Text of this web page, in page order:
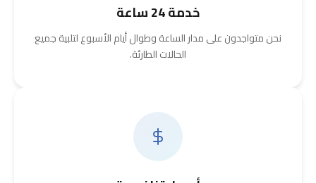
خدمة 24 ساعة
نحن متواجدون على مدار الساعة وطوال أيام الأسبوع لتلبية جميع
الحالات الطارئة.